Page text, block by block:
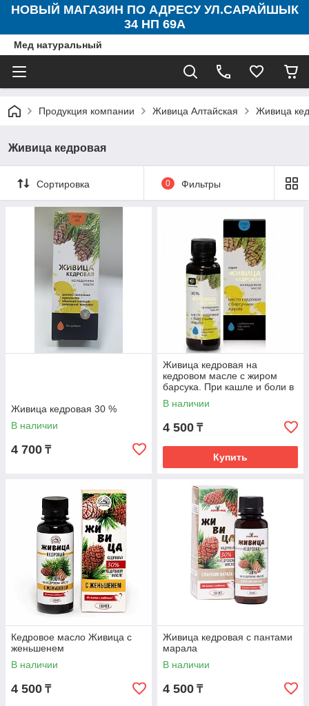
НОВЫЙ МАГАЗИН ПО АДРЕСУ УЛ.САРАЙШЫК
34 НП 69А
Мед натуральный
Продукция компании Живица Алтайская Живица
Живица кедровая
Сортировка 0 Фильтры
Живица кедровая 30 %
В наличии
4 700 ₸
Живица кедровая на
кедровом масле с жиром
барсука. При кашле и боли в
горле
В наличии
4 500 ₸
Купить
Кедровое масло Живица с
женьшенем
В наличии
4 500 ₸
Живица кедровая с пантами
марала
В наличии
4 500 ₸